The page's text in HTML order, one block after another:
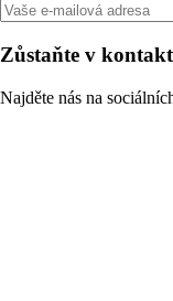
Zůstaňte v
Najděte nás na